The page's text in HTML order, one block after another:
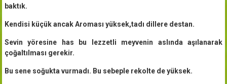
baktık.
Kendisi küçük ancak Aroması yüksek,tadı dillere destan.
Sevin yöresine has bu lezzetli meyvenin aslında aşılanarak
çoğaltılması gerekir.
Bu sene soğukta vurmadı. Bu sebeple rekolte de yüksek.